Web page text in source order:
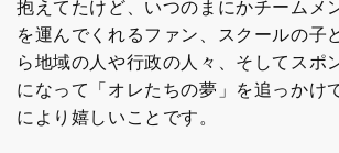
抱えてたけど、いつのまにかチームメ
を運んでくれるファン、スクールの子
ら地域の人や行政の人々、そしてスポ
になって「オレたちの夢」を追っかけ
により嬉しいことです。